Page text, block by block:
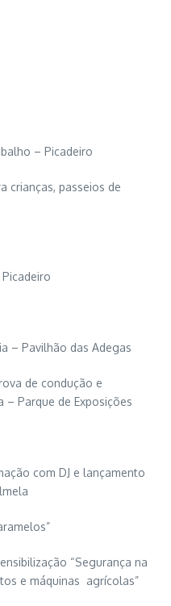
– Picadeiro
crianças, passeios de
– Pavilhão das Adegas
de condução e
Parque de Exposições
com DJ e lançamento
“Segurança na
e máquinas agrícolas”